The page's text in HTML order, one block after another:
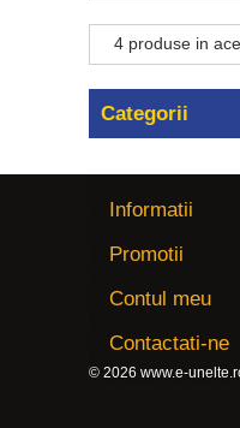
4 produse in
Categorii
Informatii
Promotii
Contul meu
Contactati-ne
© 2026 www.e-